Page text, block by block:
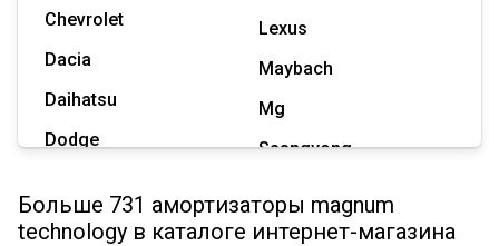
Chevrolet
Dacia
Daihatsu
Dodge
Great Wall
Lexus
Maybach
Mg
Ssangyong
Tesla
Больше 731 амортизаторы magnum
technology в каталоге интернет-магазина